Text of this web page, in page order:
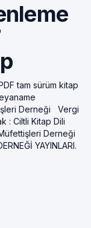
tam sürüm kitap
Derneği Vergi
: Ciltli Kitap Dili
Derneği
YAYINLARI.